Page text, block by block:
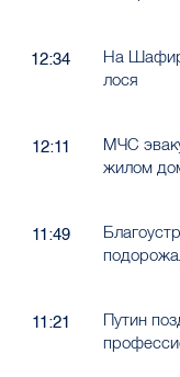
12:34
На
лося
12:11
МЧС
жилом
11:49
11:21
Путин